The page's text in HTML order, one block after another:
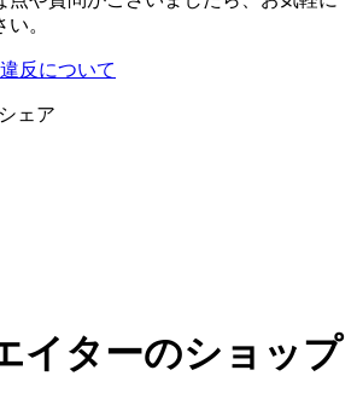
。
違反について
ェア
イターのショップ